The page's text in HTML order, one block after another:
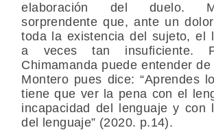
elaboración del duelo.
sorprendente que, ante un
toda la existencia del sujeto, el
a veces tan insuficiente.
Chimamanda puede entender
Montero pues dice: “Aprendes
tiene que ver la pena con el
incapacidad del lenguaje y con
del lenguaje” (2020. p.14).